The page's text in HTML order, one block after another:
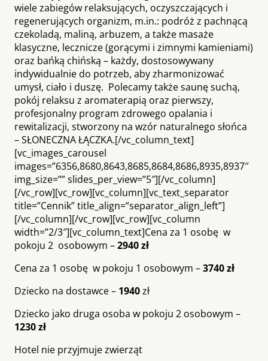
wiele zabiegów relaksujących, oczyszczających i
regenerujących organizm, m.in.: podróż z pachnącą
czekoladą, maliną, arbuzem, a także masaże
klasyczne, lecznicze (gorącymi i zimnymi kamieniami)
oraz bańką chińską – każdy, dostosowywany
indywidualnie do potrzeb, aby zharmonizować
umysł, ciało i duszę. Polecamy także saunę suchą,
pokój relaksu z aromaterapią oraz pierwszy,
profesjonalny program zdrowego opalania i
rewitalizacji, stworzony na wzór naturalnego słońca
– SŁONECZNA ŁĄCZKA.[/vc_column_text]
[vc_images_carousel
images=”6356,8680,8643,8685,8684,8686,8935,8937″
img_size=”” slides_per_view=”5″][/vc_column]
[/vc_row][vc_row][vc_column][vc_text_separator
title=”Cennik” title_align=”separator_align_left”]
[/vc_column][/vc_row][vc_row][vc_column
width=”2/3″][vc_column_text]Cena za 1 osobę w
pokoju 2 osobowym –2940 zł
Cena za 1 osobę w pokoju 1 osobowym –3740 zł
Dziecko na dostawce – 1940zł
Dziecko jako druga osoba w pokoju 2 osobowym –
1230 zł
Hotel nie przyjmuje zwierząt